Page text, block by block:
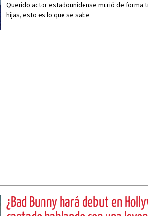
Querido actor estadounidense murió de forma
hijas, esto es lo que se sabe
¿Bad Bunny hará debut en